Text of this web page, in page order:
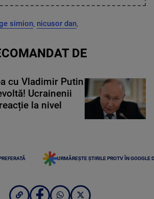
simion, nicusor dan,
DE
cu Vladimir Putin
Ucrainenii
la nivel
URMĂREȘTE ȘTIRILE PROTV ÎN GOOGLE